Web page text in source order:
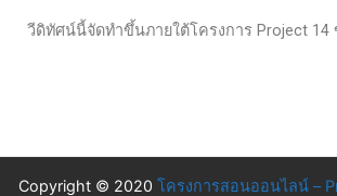
วีดิทัศน์นี้จัดทำขึ้นภายใต้โครงการ Project 14
Copyright © 2020 โครงการสอนออนไลน์ –